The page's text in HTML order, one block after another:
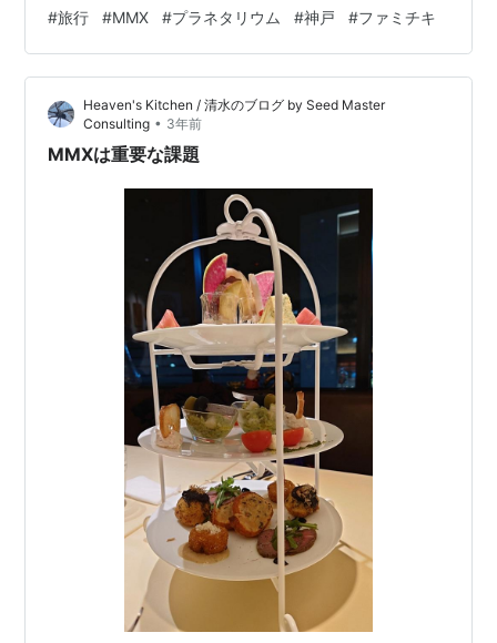
た。せっかくなので、去年は時間がなくて見られなかっ
たプラネタリウムにも今年は行くことにした。 わたした
ちは、あちこちの科学館に行くのが好きなので、プラネ
タリウムもいろんなところで見てきたけれど、ここのプ
ラネタリウムが今まで見てきた中で1番面白かった！ 星が
ひ…
#旅行 #MMX #プラネタリウム #神戸 #ファミチキ
Heaven's Kitchen / 清水のブログ by Seed Master
Consulting • 3年前
MMXは重要な課題